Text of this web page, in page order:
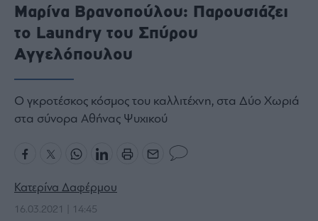
Estate
Ενέργεια
Πολιτική
Κοινωνία
Law
Financial
Μαρίνα Βρανοπούλου: Παρουσιάζει
το Laundry του Σπύρου
Αγγελόπουλου
Ο γκροτέσκος κόσμος του καλλιτέχνη, στα Δύο Χωριά
στα σύνορα Αθήνας Ψυχικού
Κατερίνα Δαφέρμου
16.03.2021 | 14:45